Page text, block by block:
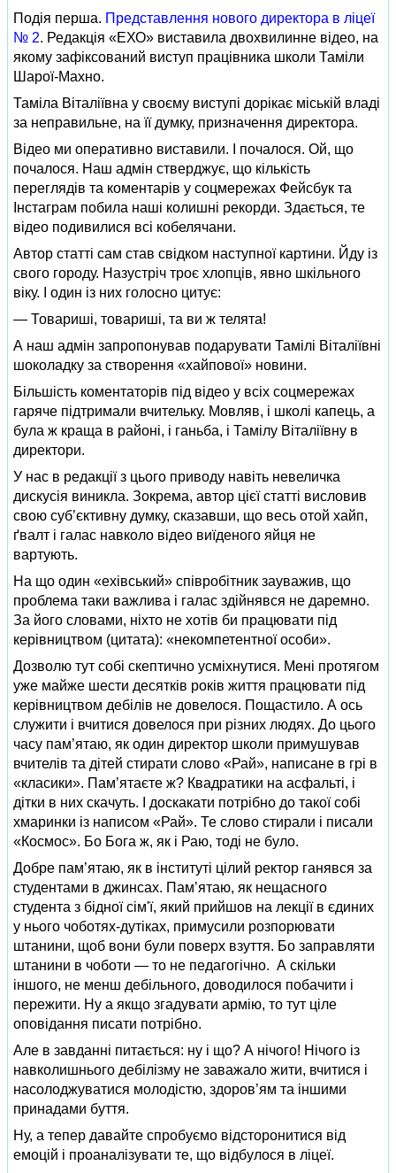
Подія перша. Представлення нового директора в ліцеї
№ 2. Редакція «ЕХО» виставила двохвилинне відео, на
якому зафіксований виступ працівника школи Таміли
Шарої-Махно.
Таміла Віталіївна у своєму виступі дорікає міській владі
за неправильне, на її думку, призначення директора.
Відео ми оперативно виставили. І почалося. Ой, що
почалося. Наш адмін стверджує, що кількість
переглядів та коментарів у соцмережах Фейсбук та
Інстаграм побила наші колишні рекорди. Здається, те
відео подивилися всі кобелячани.
Автор статті сам став свідком наступної картини. Йду із
свого городу. Назустріч троє хлопців, явно шкільного
віку. І один із них голосно цитує:
— Товариші, товариші, та ви ж телята!
А наш адмін запропонував подарувати Тамілі Віталіївні
шоколадку за створення «хайпової» новини.
Більшість коментаторів під відео у всіх соцмережах
гаряче підтримали вчительку. Мовляв, і школі капець, а
була ж краща в районі, і ганьба, і Тамілу Віталіївну в
директори.
У нас в редакції з цього приводу навіть невеличка
дискусія виникла. Зокрема, автор цієї статті висловив
свою суб’єктивну думку, сказавши, що весь отой хайп,
ґвалт і галас навколо відео виїденого яйця не
вартують.
На що один «ехівський» співробітник зауважив, що
проблема таки важлива і галас здійнявся не даремно.
За його словами, ніхто не хотів би працювати під
керівництвом (цитата): «некомпетентної особи».
Дозволю тут собі скептично усміхнутися. Мені протягом
уже майже шести десятків років життя працювати під
керівництвом дебілів не довелося. Пощастило. А ось
служити і вчитися довелося при різних людях. До цього
часу пам’ятаю, як один директор школи примушував
вчителів та дітей стирати слово «Рай», написане в грі в
«класики». Пам’ятаєте ж? Квадратики на асфальті, і
дітки в них скачуть. І доскакати потрібно до такої собі
хмаринки із написом «Рай». Те слово стирали і писали
«Космос». Бо Бога ж, як і Раю, тоді не було.
Добре пам’ятаю, як в інституті цілий ректор ганявся за
студентами в джинсах. Пам’ятаю, як нещасного
студента з бідної сім'ї, який прийшов на лекції в єдиних
у нього чоботях-дутіках, примусили розпорювати
штанини, щоб вони були поверх взуття. Бо заправляти
штанини в чоботи — то не педагогічно. А скільки
іншого, не менш дебільного, доводилося побачити і
пережити. Ну а якщо згадувати армію, то тут ціле
оповідання писати потрібно.
Але в завданні питається: ну і що? А нічого! Нічого із
навколишнього дебілізму не заважало жити, вчитися і
насолоджуватися молодістю, здоров’ям та іншими
принадами буття.
Ну, а тепер давайте спробуємо відсторонитися від
емоцій і проаналізувати те, що відбулося в ліцеї.